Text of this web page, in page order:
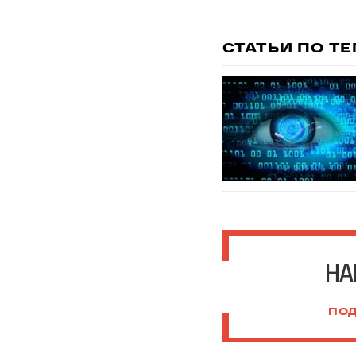
СТАТЬИ ПО